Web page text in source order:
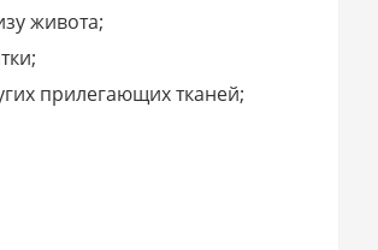
живота;
прилегающих тканей;